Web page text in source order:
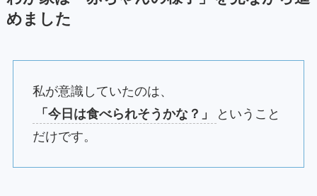
めました
私が意識していたのは、
「今日は食べられそうかな？」
ということ
だけです。